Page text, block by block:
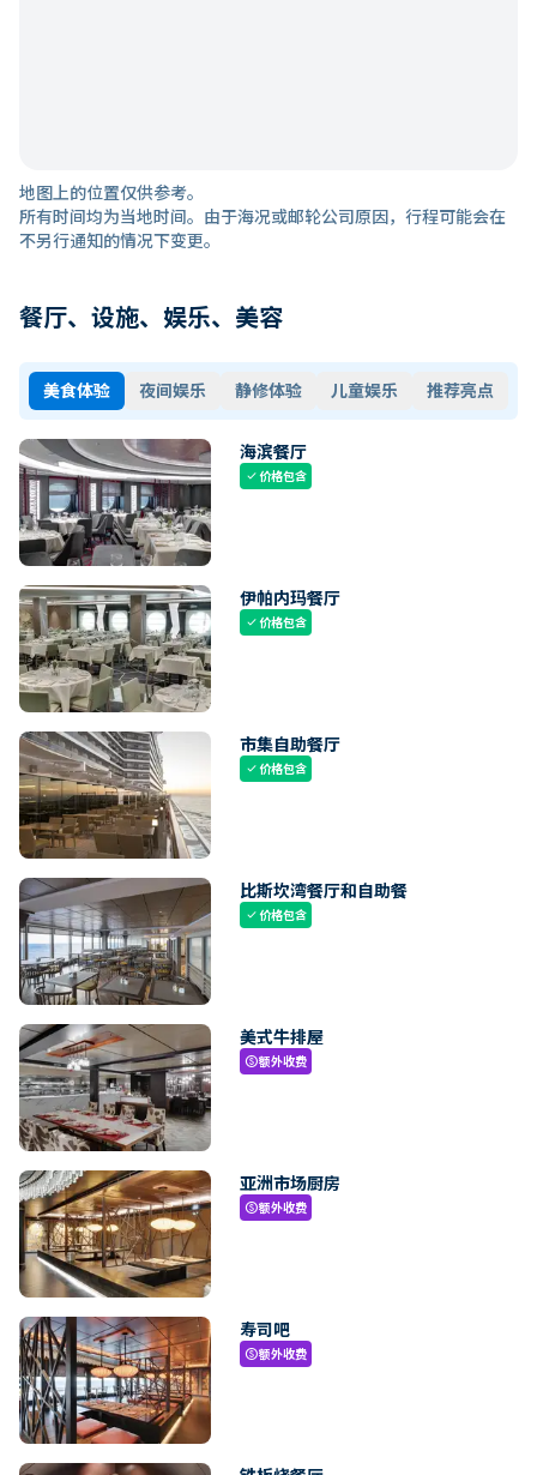
地图上的位置仅供参考。
所有时间均为当地时间。由于海况或邮轮公司原因，行程可能会在
不另行通知的情况下变更。
餐厅、设施、娱乐、美容
美食体验 夜间娱乐 静修体验 儿童娱乐 推荐亮点
海滨餐厅
check价格包含
伊帕内玛餐厅
check价格包含
市集自助餐厅
check价格包含
比斯坎湾餐厅和自助餐
check价格包含
美式牛排屋
paid额外收费
亚洲市场厨房
paid额外收费
寿司吧
paid额外收费